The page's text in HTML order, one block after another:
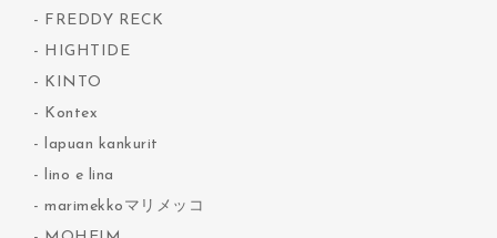
FREDDY RECK
HIGHTIDE
KINTO
Kontex
lapuan kankurit
lino e lina
marimekkoマリメッコ